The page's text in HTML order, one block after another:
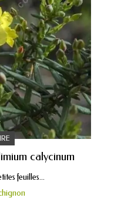
calycinum
feuilles...